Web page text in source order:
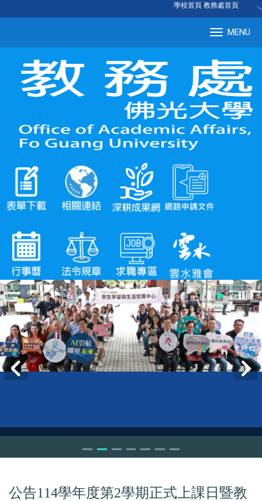
學校首頁 教務處首頁
MENU
公告114學年度第2學期正式上課日暨教